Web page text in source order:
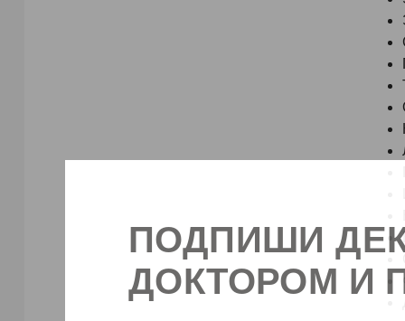
ПОДПИШИ
ДОКТОРОМ И